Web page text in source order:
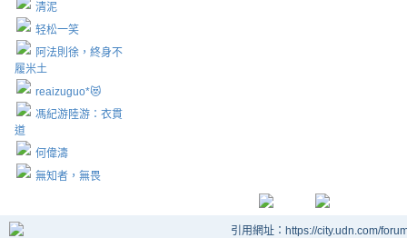
清泥
轻松一笑
阿法則徐，終身不
履米土
reaizuguo*😻
馮紀游陸游：衣貫
道
何偉濤
無知者，無畏
引用網址：https://city.udn.com/